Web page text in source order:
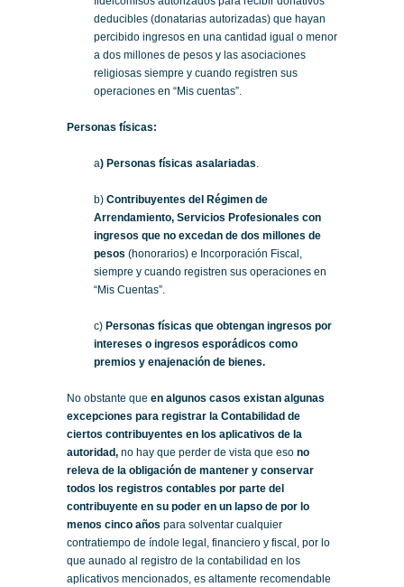
deducibles (donatarias autorizadas) que hayan
percibido ingresos en una cantidad igual o menor
a dos millones de pesos y las asociaciones
religiosas siempre y cuando registren sus
operaciones en “Mis cuentas”.
Personas físicas:
a) Personas físicas asalariadas.
b) Contribuyentes del Régimen de
Arrendamiento, Servicios Profesionales con
ingresos que no excedan de dos millones de
pesos (honorarios) e Incorporación Fiscal,
siempre y cuando registren sus operaciones en
“Mis Cuentas”.
c) Personas físicas que obtengan ingresos por
intereses o ingresos esporádicos como
premios y enajenación de bienes.
No obstante que en algunos casos existan algunas
excepciones para registrar la Contabilidad de
ciertos contribuyentes en los aplicativos de la
autoridad, no hay que perder de vista que eso no
releva de la obligación de mantener y conservar
todos los registros contables por parte del
contribuyente en su poder en un lapso de por lo
menos cinco años para solventar cualquier
contratiempo de índole legal, financiero y fiscal, por lo
que aunado al registro de la contabilidad en los
aplicativos mencionados, es altamente recomendable